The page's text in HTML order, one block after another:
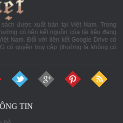
được xuất bản tại Việt Nam. Trong
có liên kết nguồn của tài liệu đang
Nam. Đối với liên kết Google Drive có
có quyền truy cập (thường là không có
TIN